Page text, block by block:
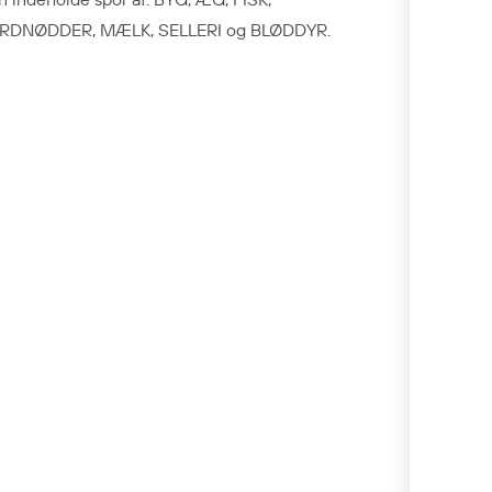
MÆLK, SELLERI og BLØDDYR.